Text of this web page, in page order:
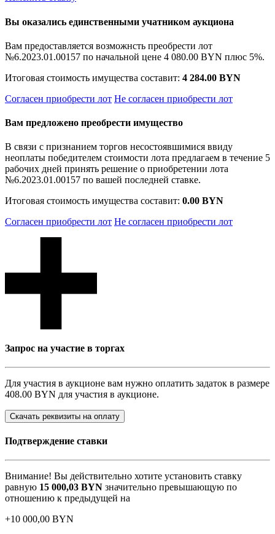
Вы оказались единственными учатником аукциона
Вам предоставляется возможнсть преобрести лот
№6.2023.01.00157 по начальной цене 4 080.00 BYN плюс 5%.
Итоговая стоимость имущества составит: 4 284.00 BYN
Согласен приобрести лот Не согласен приобрести лот
Вам предложено преобрести имущество
В связи с признанием торгов несостоявшимися ввиду
неоплаты победителем стоимости лота предлагаем в течение 5
рабочих дней принять решение о приобретении лота
№6.2023.01.00157 по вашей последней ставке.
Итоговая стоимость имущества составит: 0.00 BYN
Согласен приобрести лот Не согласен приобрести лот
Запрос на участие в торгах
Для участия в аукционе вам нужно оплатить задаток в размере
408.00 BYN для участия в аукционе.
Скачать реквизиты на оплату
Подтверждение ставки
Внимание! Вы действительно хотите установить ставку
равную 15 000,03 BYN значительно превышающую по
отношению к предыдущей на
+10 000,00 BYN